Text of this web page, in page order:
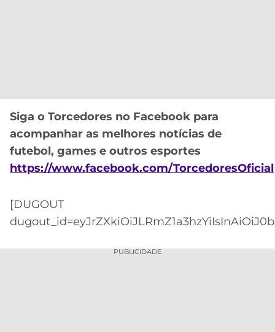
CASSINOS
ONLINE
2026
GRÊMIO
ATLÉTICO
MG
CRUZEIRO
LALIGA
Siga o Torcedores no Facebook para
acompanhar as melhores notícias de
futebol, games e outros esportes
https://www.facebook.com/TorcedoresOficial
[DUGOUT
PUBLICIDADE